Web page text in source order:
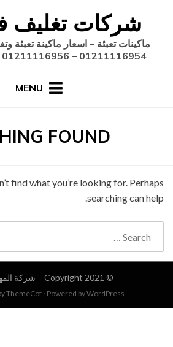
content
شركات تغليف
ماكينات تعبئة – اسعار ماكينة تعبئة
01211116954 – 01211116956 – 01211116958
MENU
FOUND
find what you’re looking for. Perhaps
searching can help.
© Copyright 2021 – شركة
ThemeCot ⋅ Powered byWordPress